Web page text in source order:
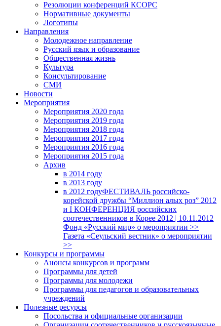
Резолюции конференций КСОРС
Нормативные документы
Логотипы
Направления
Молодежное направление
Русский язык и образование
Общественная жизнь
Культура
Консультирование
СМИ
Новости
Мероприятия
Мероприятия 2020 года
Мероприятия 2019 года
Мероприятия 2018 годa
Мероприятия 2017 года
Мероприятия 2016 года
Мероприятия 2015 года
Архив
в 2014 году
в 2013 году
в 2012 годуФЕСТИВАЛЬ российско-
корейской дружбы “Миллион алых роз” 2012
и I КОНФЕРЕНЦИЯ российских
соотечественников в Корее 2012 | 10.11.2012
Фонд «Русский мир» о мероприятии >>
Газета «Сеульский вестник» о мероприятии
>>
Конкурсы и программы
Анонсы конкурсов и программ
Программы для детей
Программы для молодежи
Программы для педагогов и образовательных
учреждений
Полезные ресурсы
Посольства и официальные организации